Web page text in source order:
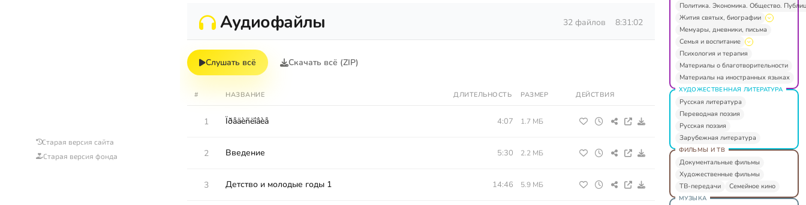
Старая версия сайта
Старая версия фонда
Аудиофайлы 32 файлов 8:31:02
Слушать всё Скачать всё (ZIP)
# НАЗВАНИЕ ДЛИТЕЛЬНОСТЬ РАЗМЕР ДЕЙСТВИЯ
1 Ïðåäèñëîâèå 4:07 1.7 МБ
2 Введение 5:30 2.2 МБ
3 Детство и молодые годы 1 14:46 5.9 МБ
Политика. Экономика. Общество.
Жития святых, биографии
Мемуары, дневники, письма
Семья и воспитание
Психология и терапия
Материалы о благотворительности
Материалы на иностранных языках
ХУДОЖЕСТВЕННАЯ ЛИТЕРАТУРА
Русская литература
Переводная поэзия
Русская поэзия
Зарубежная литература
ФИЛЬМЫ И ТВ
Документальные фильмы
Художественные фильмы
ТВ-передачи
Семейное кино
МУЗЫКА